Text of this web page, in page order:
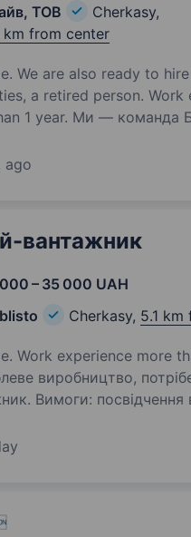
ТОВ
Cherkasy,
km from center
We are also ready to
a retired person. Work
— команда Біхайв,
меду та його
ago
вантажник
– 35 000 UAH
Cherkasy, 5.1
Work experience more
виробництво,
водія
порядність,